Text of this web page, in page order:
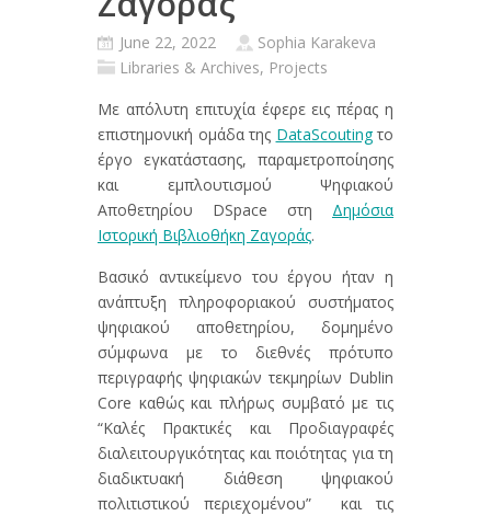
June 22, 2022
Sophia Karakeva
Libraries & Archives, Projects
Με απόλυτη επιτυχία έφερε εις πέρας η
επιστημονική ομάδα της DataScoutingτο
έργο εγκατάστασης, παραμετροποίησης
και εμπλουτισμού Ψηφιακού
Αποθετηρίου DSpace στη Δημόσια
Ιστορική Βιβλιοθήκη Ζαγοράς.
Βασικό αντικείμενο του έργου ήταν η
ανάπτυξη πληροφοριακού συστήματος
ψηφιακού αποθετηρίου, δομημένο
σύμφωνα με το διεθνές πρότυπο
περιγραφής ψηφιακών τεκμηρίων Dublin
Core καθώς και πλήρως συμβατό με τις
“Καλές Πρακτικές και Προδιαγραφές
διαλειτουργικότητας και ποιότητας για τη
διαδικτυακή διάθεση ψηφιακού
πολιτιστικού περιεχομένου” και τις